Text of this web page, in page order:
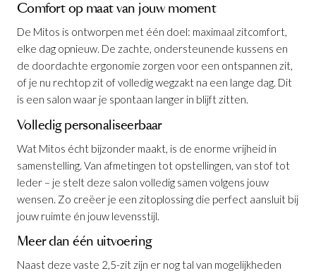
Comfort op maat van jouw moment
De Mitos is ontworpen met één doel: maximaal zitcomfort,
elke dag opnieuw. De zachte, ondersteunende kussens en
de doordachte ergonomie zorgen voor een ontspannen zit,
of je nu rechtop zit of volledig wegzakt na een lange dag. Dit
is een salon waar je spontaan langer in blijft zitten.
Volledig personaliseerbaar
Wat Mitos écht bijzonder maakt, is de enorme vrijheid in
samenstelling. Van afmetingen tot opstellingen, van stof tot
leder – je stelt deze salon volledig samen volgens jouw
wensen. Zo creëer je een zitoplossing die perfect aansluit bij
jouw ruimte én jouw levensstijl.
Meer dan één uitvoering
Naast deze vaste 2,5-zit zijn er nog tal van mogelijkheden
Salon Mitos Leder B172is toegevoegd
aan je winkelmandje